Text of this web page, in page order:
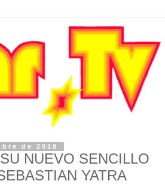
de 2018
NUEVO SENCILLO
YATRA